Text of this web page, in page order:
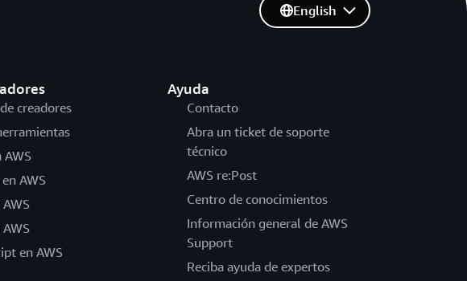
creadores
AWS
AWS
en AWS
Ayuda
Contacto
Abra un ticket de soporte
técnico
AWS re:Post
Centro de conocimientos
Información general de AWS
Support
Reciba ayuda de expertos
English